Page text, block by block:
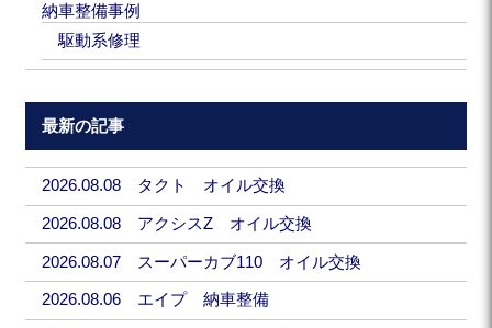
納車整備事例
駆動系修理
最新の記事
2026.08.08 タクト オイル交換
2026.08.08 アクシスZ オイル交換
2026.08.07 スーパーカブ110 オイル交換
2026.08.06 エイプ 納車整備